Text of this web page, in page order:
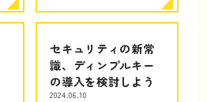
セキュリティの新常
識、ディンプルキー
の導入を検討しよう
2024.06.10